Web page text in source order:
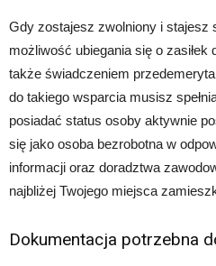
Gdy zostajesz zwolniony i stajesz
możliwość ubiegania się o
także świadczeniem
do takiego wsparcia musisz
posiadać status osoby aktywnie
się jako osoba bezrobotna w
informacji oraz doradztwa
najbliżej Twojego miejsca
Dokumentacja potrzebna